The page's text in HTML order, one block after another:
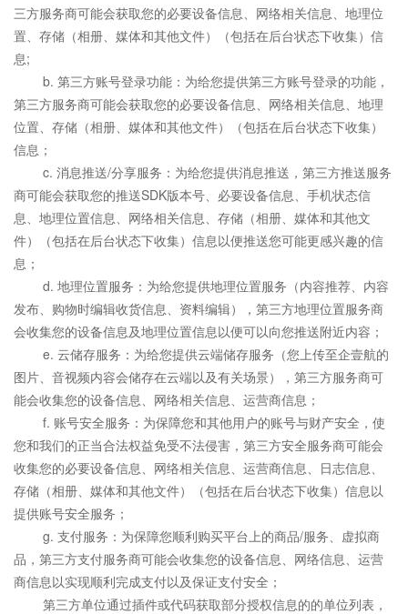
三方服务商可能会获取您的必要设备信息、网络相关信息、地理位
置、存储（相册、媒体和其他文件）（包括在后台状态下收集）信
息;
b. 第三方账号登录功能：为给您提供第三方账号登录的功能，
第三方服务商可能会获取您的必要设备信息、网络相关信息、地理
位置、存储（相册、媒体和其他文件）（包括在后台状态下收集）
信息；
c. 消息推送/分享服务：为给您提供消息推送，第三方推送服务
商可能会获取您的推送SDK版本号、必要设备信息、手机状态信
息、地理位置信息、网络相关信息、存储（相册、媒体和其他文
件）（包括在后台状态下收集）信息以便推送您可能更感兴趣的信
息；
d. 地理位置服务：为给您提供地理位置服务（内容推荐、内容
发布、购物时编辑收货信息、资料编辑），第三方地理位置服务商
会收集您的设备信息及地理位置信息以便可以向您推送附近内容；
e. 云储存服务：为给您提供云端储存服务（您上传至企壹航的
图片、音视频内容会储存在云端以及有关场景），第三方服务商可
能会收集您的设备信息、网络相关信息、运营商信息；
f. 账号安全服务：为保障您和其他用户的账号与财产安全，使
您和我们的正当合法权益免受不法侵害，第三方安全服务商可能会
收集您的必要设备信息、网络相关信息、运营商信息、日志信息、
存储（相册、媒体和其他文件）（包括在后台状态下收集）信息以
提供账号安全服务；
g. 支付服务：为保障您顺利购买平台上的商品/服务、虚拟商
品，第三方支付服务商可能会收集您的设备信息、网络信息、运营
商信息以实现顺利完成支付以及保证支付安全；
第三方单位通过插件或代码获取部分授权信息的的单位列表，